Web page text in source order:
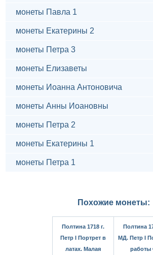
монеты Павла 1
монеты Екатерины 2
монеты Петра 3
монеты Елизаветы
монеты Иоанна Антоновича
монеты Анны Иоановны
монеты Петра 2
монеты Екатерины 1
монеты Петра 1
Похожие монеты:
Полтина 1718 г.
Петр I Портрет в
латах. Малая
Полтина
МД. Петр I
работы